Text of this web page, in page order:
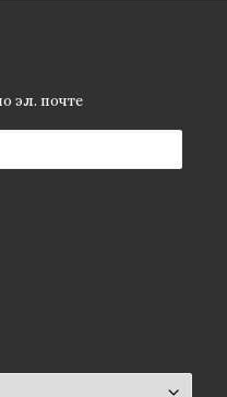
эл. почте